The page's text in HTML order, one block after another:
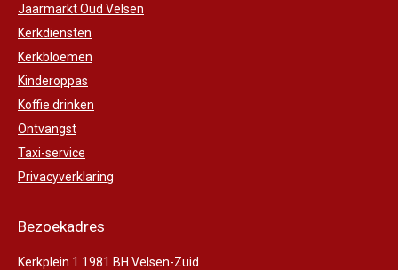
Jaarmarkt Oud Velsen
Kerkdiensten
Kerkbloemen
Kinderoppas
Koffie drinken
Ontvangst
Taxi-service
Privacyverklaring
Bezoekadres
Kerkplein 1 1981 BH Velsen-Zuid